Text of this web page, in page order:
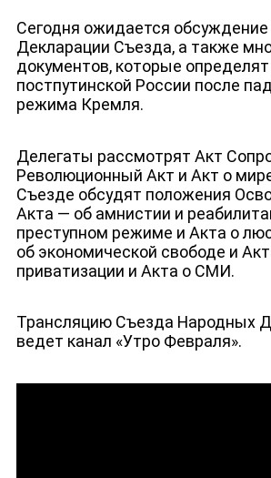
ДЕПУТАТЫ К СЪЕЗДУ
Сегодня ожидается обсуждение
Декларации Съезда, а также
документов, которые определят
постпутинской России после
режима Кремля.
Делегаты рассмотрят Акт
Революционный Акт и Акт о
Съезде обсудят положения
Акта — об амнистии и
преступном режиме и Акта о
об экономической свободе и
приватизации и Акта о СМИ.
Трансляцию Съезда Народных
ведет канал «‎Утро Февраля».